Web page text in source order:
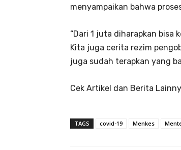
menyampaikan bahwa
“Dari 1 juta diharapkan bisa
Kita juga cerita rezim
juga sudah terapkan yang
Cek Artikel dan Berita
TAGS covid-19 Menkes